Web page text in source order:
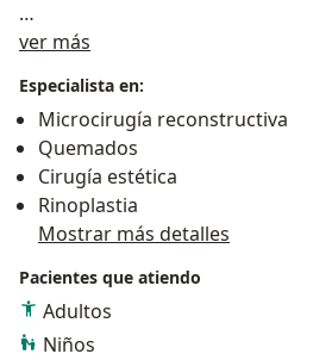
Registrado en:
2. Registro Nacional de Auditoría
3. Registro Nacional de Maestría
4. Colegio Médico del Perú
ver más
Especialista en:
Microcirugía reconstructiva
Quemados
Cirugía estética
Rinoplastia
Mostrar más detalles
Pacientes que atiendo
Adultos
Niños